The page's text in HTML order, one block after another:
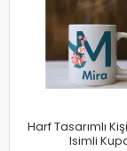
Harf Tasarımlı
Isimli